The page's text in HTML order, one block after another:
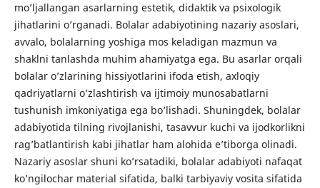
mo’ljallangan asarlarning estetik, didaktik va psixologik
jihatlarini o’rganadi. Bolalar adabiyotining nazariy asoslari,
avvalo, bolalarning yoshiga mos keladigan mazmun va
shaklni tanlashda muhim ahamiyatga ega. Bu asarlar orqali
bolalar o’zlarining hissiyotlarini ifoda etish, axloqiy
qadriyatlarni o’zlashtirish va ijtimoiy munosabatlarni
tushunish imkoniyatiga ega bo’lishadi. Shuningdek, bolalar
adabiyotida tilning rivojlanishi, tasavvur kuchi va ijodkorlikni
rag’batlantirish kabi jihatlar ham alohida e’tiborga olinadi.
Nazariy asoslar shuni ko’rsatadiki, bolalar adabiyoti nafaqat
ko’ngilochar material sifatida, balki tarbiyaviy vosita sifatida